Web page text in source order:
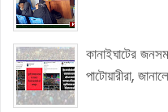
কানাইঘাটের
পাটোয়ারীরা,